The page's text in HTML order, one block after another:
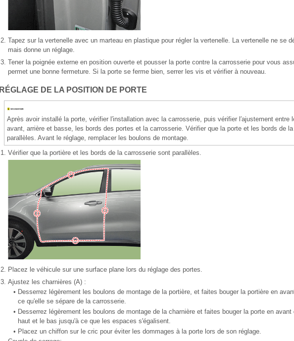
2. Tapez sur la vertenelle avec un marteau en plastique pour régler la vertenelle. La vertenelle ne se
mais donne un réglage.
3. Tener la poignée externe en position ouverte et pousser la porte contre la carrosserie pour vous
permet une bonne fermeture. Si la porte se ferme bien, serrer les vis et vérifier à nouveau.
RÉGLAGE DE LA POSITION DE PORTE
Après avoir installé la porte, vérifier l′installation avec la carrosserie, puis vérifier l′ajustement entre
avant, arrière et basse, les bords des portes et la carrosserie. Vérifier que la porte et les bords de
parallèles. Avant le réglage, remplacer les boulons de montage.
1. Vérifier que la portière et les bords de la carrosserie sont parallèles.
2. Placez le véhicule sur une surface plane lors du réglage des portes.
3. Ajustez les charnières (A) :
• Desserrez légèrement les boulons de montage de la portière, et faites bouger la portière en
ce qu'elle se sépare de la carrosserie.
• Desserrez légèrement les boulons de montage de la charnière et faites bouger la porte en
haut et le bas jusqu'à ce que les espaces s'égalisent.
• Placez un chiffon sur le cric pour éviter les dommages à la porte lors de son réglage.